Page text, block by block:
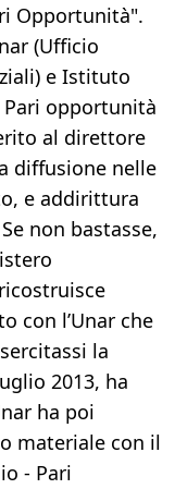
Opportunità".
(Ufficio
e Istituto
opportunità
al direttore
diffusione nelle
e addirittura
non bastasse,
con l’Unar che
la
2013, ha
ha poi
materiale con il
- Pari